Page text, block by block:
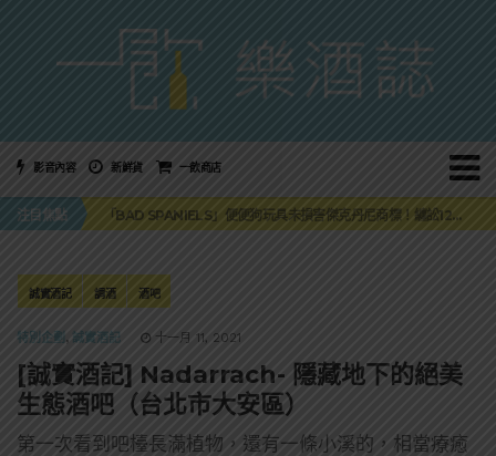
影音內容 新鮮貨 一飲商店
注目焦點
三得利六ROKU琴酒旬系列「柚子雪見」限量登場！首款罐裝GIN SODA 10月同步上市
「BAD SPANIELS」便便狗玩具未損害傑克丹尼商標！纏訟12年官司再次逆轉
麥卡倫 THE HARMONY COLLECTION 第六版最終章 -《椰風煖韻》
誠實酒記 調酒 酒吧
特別企劃 , 誠實酒記 十一月 11, 2021
[誠實酒記] Nadarrach- 隱藏地下的絕美
生態酒吧（台北市大安區）
第一次看到吧檯長滿植物，還有一條小溪的，相當療癒